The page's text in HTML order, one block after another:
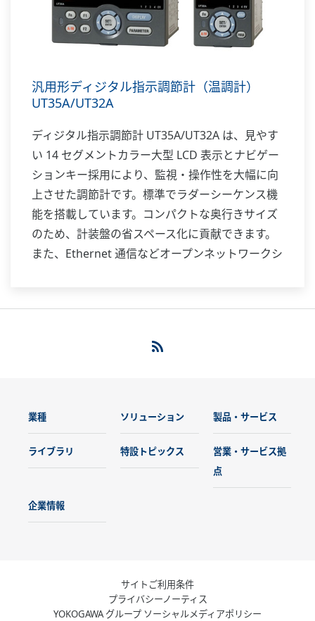
汎用形ディジタル指示調節計（温調計）
UT35A/UT32A
ディジタル指示調節計 UT35A/UT32A は、見やす
い 14 セグメントカラー大型 LCD 表示とナビゲー
ションキー採用により、監視・操作性を大幅に向
上させた調節計です。標準でラダーシーケンス機
能を搭載しています。コンパクトな奥行きサイズ
のため、計装盤の省スペース化に貢献できます。
また、Ethernet 通信などオープンネットワークシ
業種 ソリューション 製品・サービス
ライブラリ 特設トピックス
営業・サービス拠
点
企業情報
サイトご利用条件
プライバシーノーティス
YOKOGAWA グループ ソーシャルメディアポリシー